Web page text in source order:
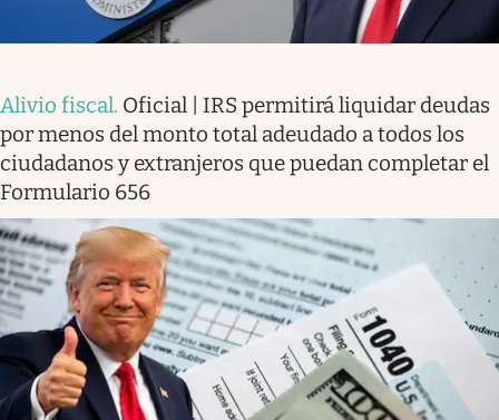
Alivio fiscal. Oficial | IRS permitirá liquidar deudas
por menos del monto total adeudado a todos los
ciudadanos y extranjeros que puedan completar el
Formulario 656